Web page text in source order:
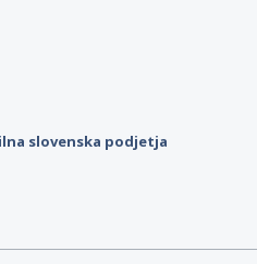
slovenska podjetja